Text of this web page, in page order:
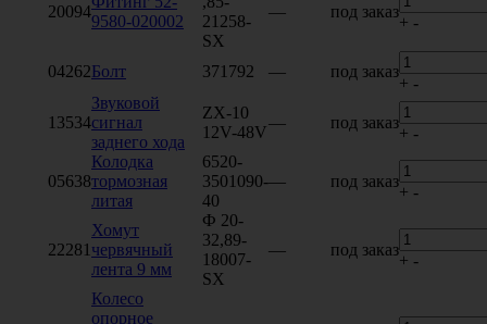
20094
9580-020002
21258-
SX
— под заказ
+ -
04262Болт 371792 — под заказ
+ -
13534
Звуковой
сигнал
заднего хода
ZX-10
12V-48V
— под заказ
+ -
05638
Колодка
тормозная
литая
6520-
3501090-
40
— под заказ
+ -
22281
Хомут
червячный
лента 9 мм
Ф 20-
32,89-
18007-
SX
— под заказ
+ -
Колесо
опорное